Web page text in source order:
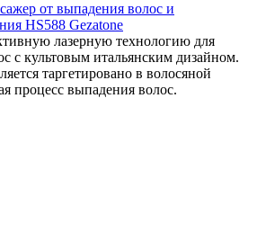
от выпадения волос и
HS588 Gezatone
лазерную технологию для
с культовым итальянским дизайном.
таргетировано в волосяной
процесс выпадения волос.